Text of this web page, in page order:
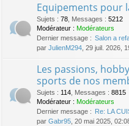
Equipements pour
Sujets : 78 Messages : 5212
Modérateur : Modérateurs
Dernier message : Salon a
par JulienM294 , 29 juil. 2026,
Les passions,
sports de nos
Sujets : 114 Messages : 8815
Modérateur : Modérateurs
Dernier message :
Re: LA
par Gabr95 , 20 mai 2025,